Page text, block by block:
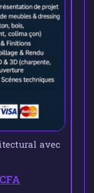
avec
CFA